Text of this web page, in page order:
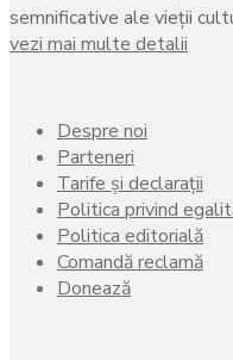
semnificative ale vieţii
vezi mai multe detalii
Despre noi
Parteneri
Tarife și declarații
Politica privind
Politica editorială
Comandă reclamă
Donează